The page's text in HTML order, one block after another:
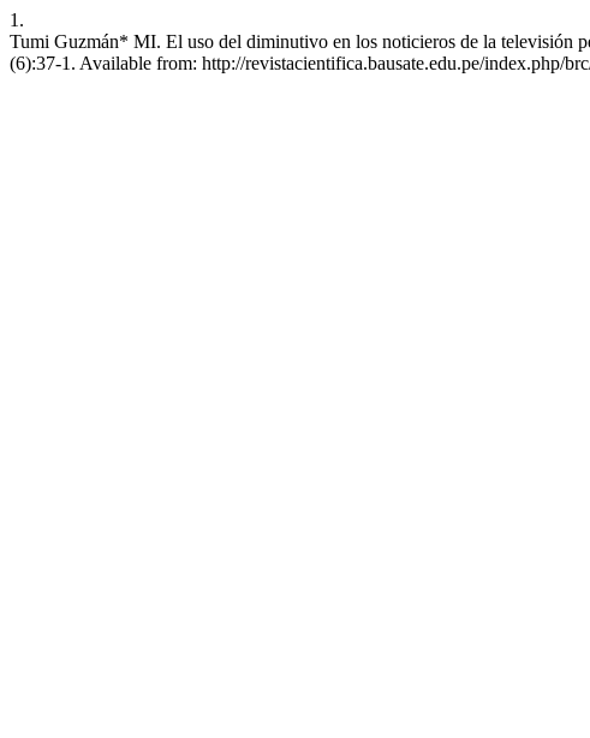
1.
Tumi Guzmán* MI. El uso del diminutivo en los noticieros de la televisión
(6):37-1. Available from: http://revistacientifica.bausate.edu.pe/index.php/